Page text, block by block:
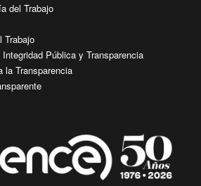
del Trabajo
Trabajo
Pública y Transparencia
la Transparencia